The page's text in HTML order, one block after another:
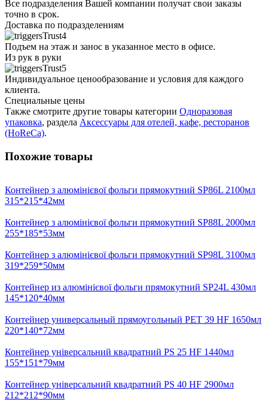
Все подразделения Вашей компании получат свои заказы
точно в срок.
Доставка по подразделениям
Подъем на этаж и занос в указанное место в офисе.
Из рук в руки
Индивидуальное ценообразование и условия для каждого
клиента.
Специальные цены
Также смотрите другие товары категории Одноразовая
упаковка, раздела Аксессуары для отелей, кафе, ресторанов
(HoReCa).
Похожие товары
Контейнер з алюмінієвої фольги прямокутний SP86L 2100мл
315*215*42мм
Контейнер з алюмінієвої фольги прямокутний SP88L 2000мл
255*185*53мм
Контейнер з алюмінієвої фольги прямокутний SP98L 3100мл
319*259*50мм
Контейнер из алюмінієвої фольги прямокутний SP24L 430мл
145*120*40мм
Контейнер универсальный прямоугольный PЕТ 39 HF 1650мл
220*140*72мм
Контейнер універсальний квадратний PS 25 HF 1440мл
155*151*79мм
Контейнер універсальний квадратний PS 40 HF 2900мл
212*212*90мм